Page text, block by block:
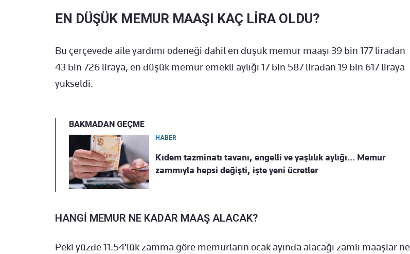
EN DÜŞÜK MEMUR MAAŞI KAÇ LİRA OLDU?
Bu çerçevede aile yardımı ödeneği dahil en düşük memur maaşı 39 bin 177 liradan
43 bin 726 liraya, en düşük memur emekli aylığı 17 bin 587 liradan 19 bin 617 liraya
yükseldi.
BAKMADAN GEÇME
HABER
Kıdem tazminatı tavanı, engelli ve yaşlılık aylığı... Memur
zammıyla hepsi değişti, işte yeni ücretler
HANGİ MEMUR NE KADAR MAAŞ ALACAK?
Peki yüzde 11.54'lük zamma göre memurların ocak ayında alacağı zamlı maaşlar ne